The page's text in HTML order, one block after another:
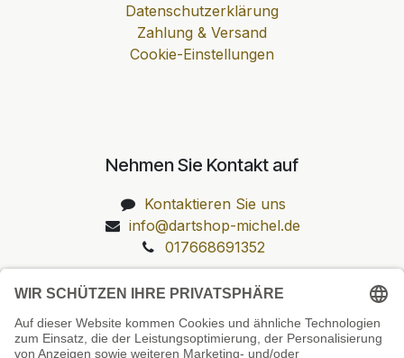
Datenschutzerklärung
Zahlung & Versand
Cookie-Einstellungen
Nehmen Sie Kontakt auf
Kontaktieren Sie uns
info@dartshop-michel.de
017668691352